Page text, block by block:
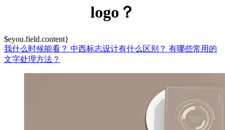
logo？
$eyou.field.content}
我什么时候能看？ 中西标志设计有什么区别？ 有哪些常用的
文字处理方法？